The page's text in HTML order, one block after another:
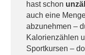
hast schon
auch eine
abzunehmen –
Kalorienzählen
Sportkursen –